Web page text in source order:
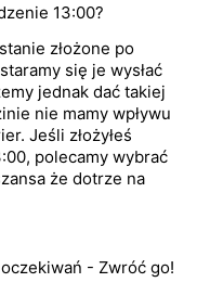
13:00?
złożone po
się je wysłać
jednak dać takiej
nie mamy wpływu
Jeśli złożyłeś
polecamy wybrać
że dotrze na
- Zwróć go!